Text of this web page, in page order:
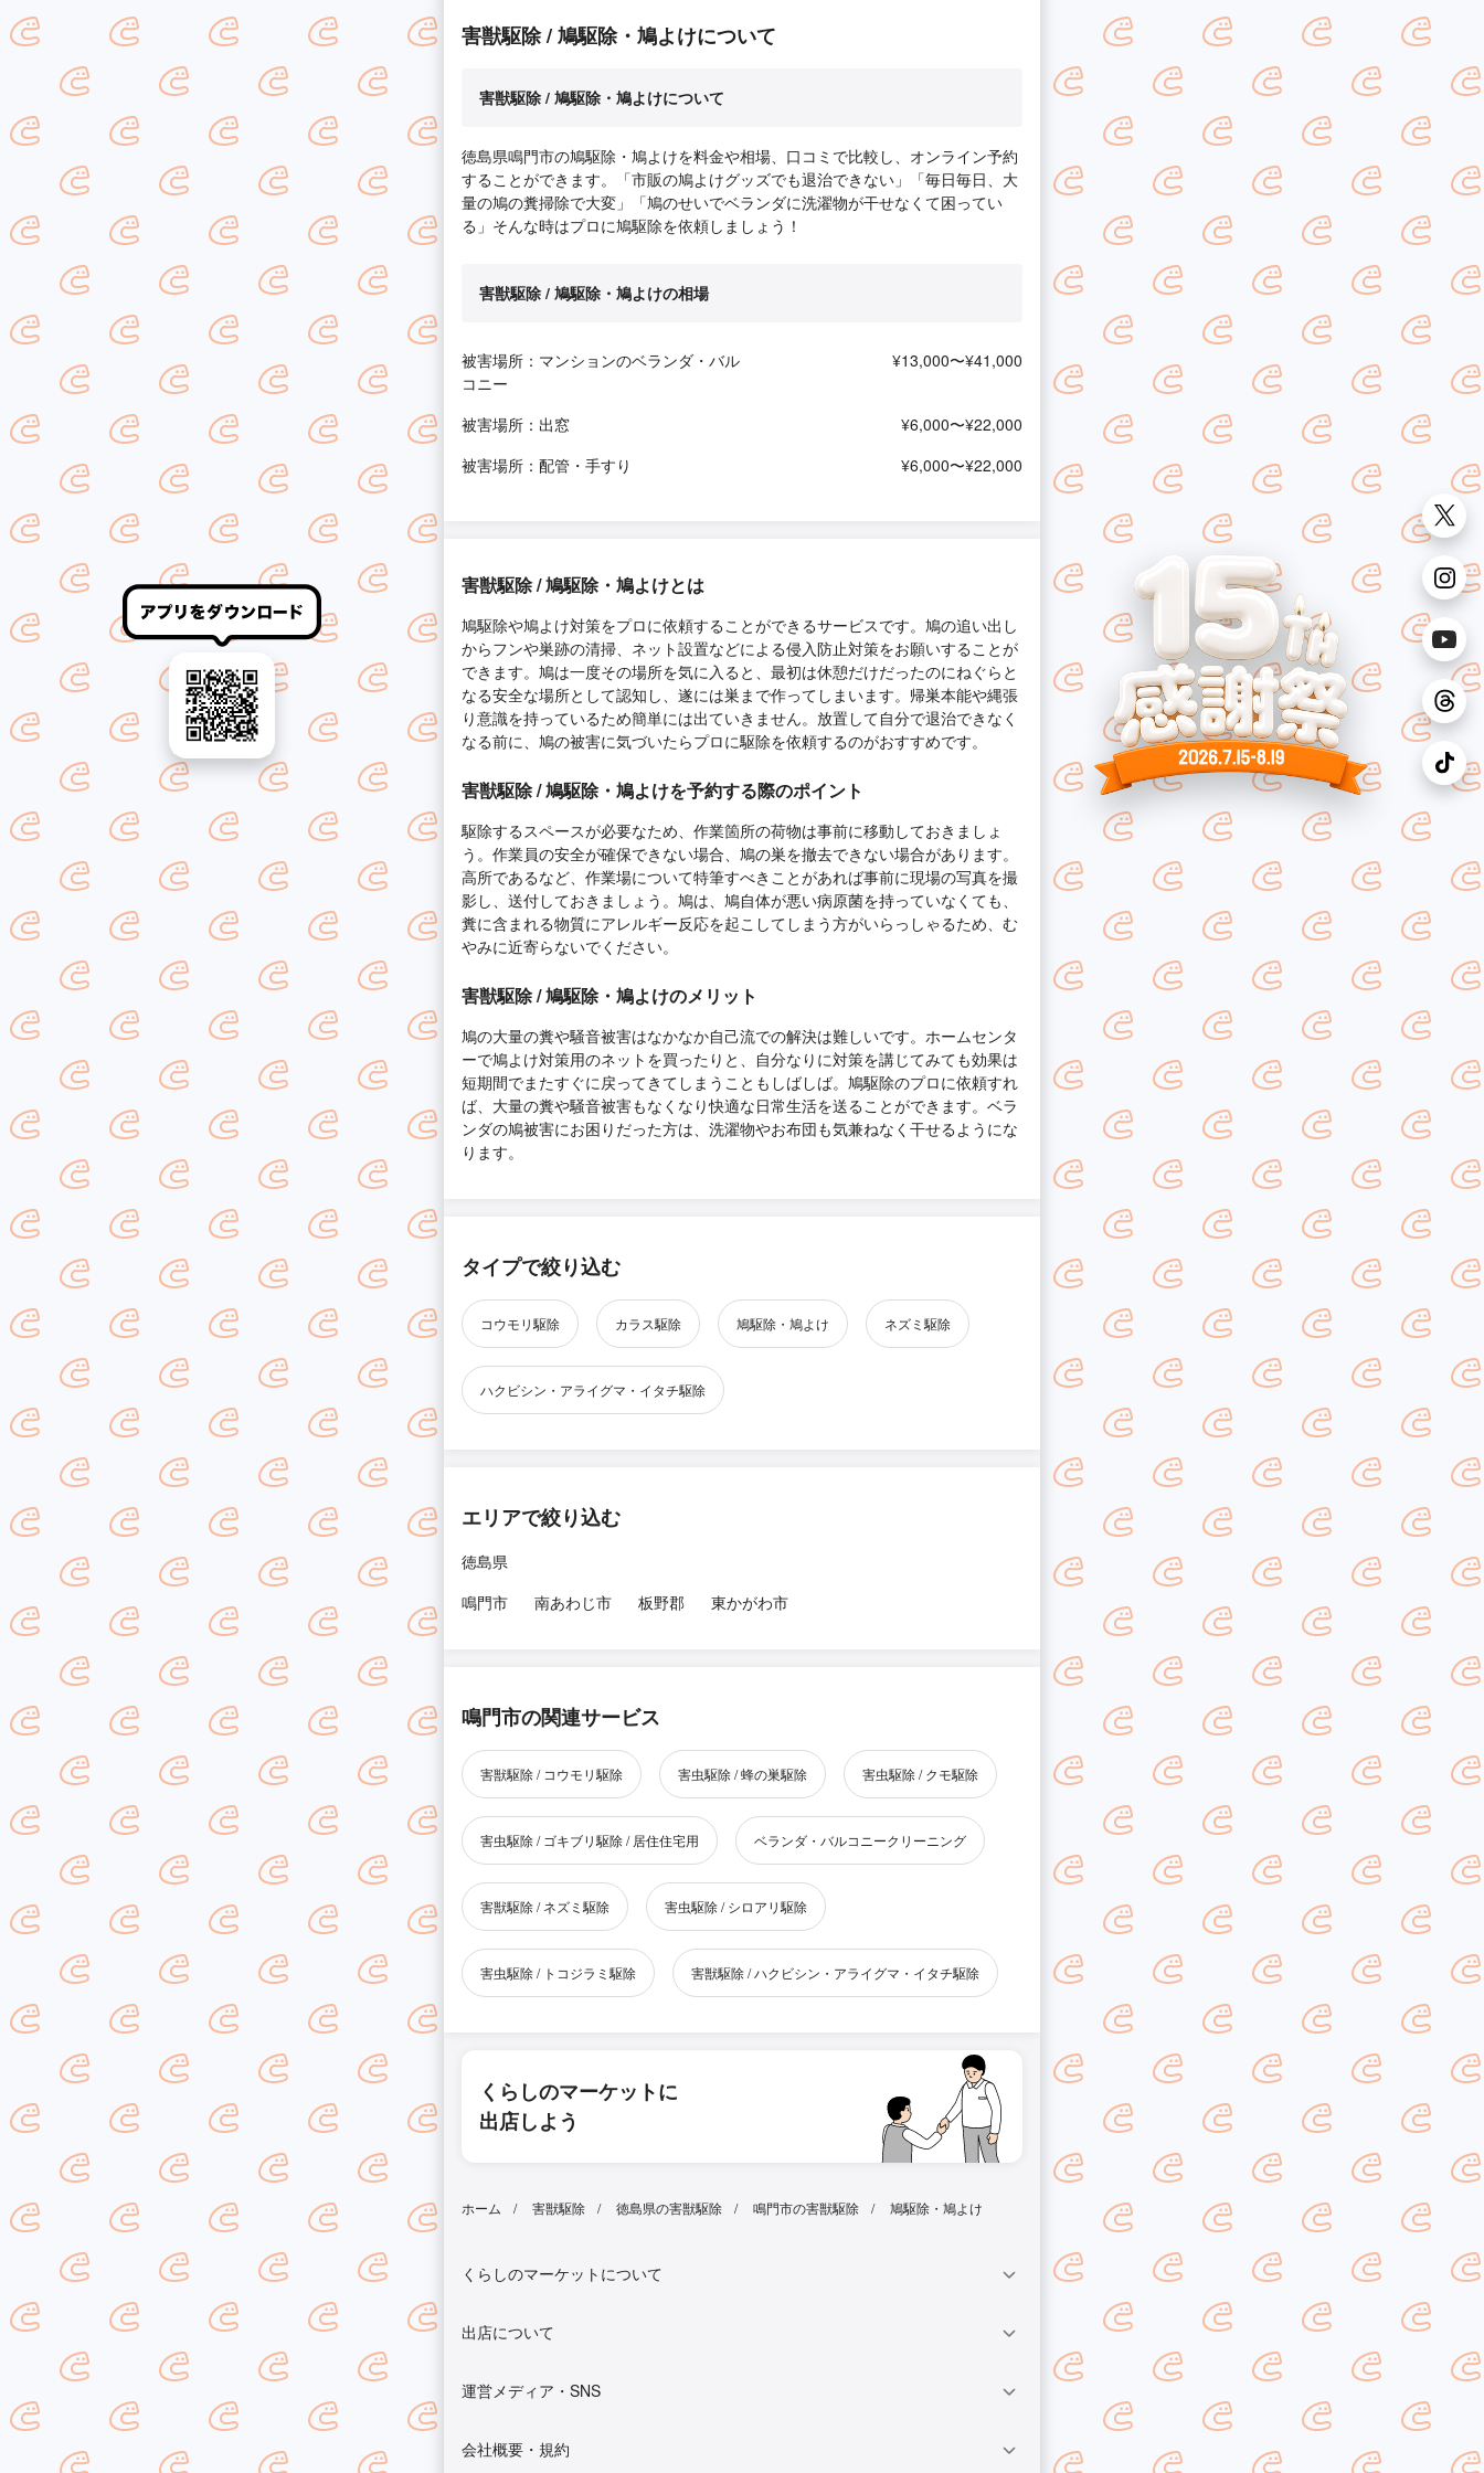
害獣駆除 / 鳩駆除・鳩よけについて
害獣駆除 / 鳩駆除・鳩よけについて
徳島県鳴門市の鳩駆除・鳩よけを料金や相場、口コミで比較し、オンライン予約
することができます。「市販の鳩よけグッズでも退治できない」「毎日毎日、大
量の鳩の糞掃除で大変」「鳩のせいでベランダに洗濯物が干せなくて困ってい
る」そんな時はプロに鳩駆除を依頼しましょう！
害獣駆除 / 鳩駆除・鳩よけの相場
被害場所：マンションのベランダ・バル
コニー
¥13,000〜¥41,000
被害場所：出窓
¥6,000〜¥22,000
被害場所：配管・手すり
¥6,000〜¥22,000
害獣駆除 / 鳩駆除・鳩よけとは
鳩駆除や鳩よけ対策をプロに依頼することができるサービスです。鳩の追い出し
からフンや巣跡の清掃、ネット設置などによる侵入防止対策をお願いすることが
できます。鳩は一度その場所を気に入ると、最初は休憩だけだったのにねぐらと
なる安全な場所として認知し、遂には巣まで作ってしまいます。帰巣本能や縄張
り意識を持っているため簡単には出ていきません。放置して自分で退治できなく
なる前に、鳩の被害に気づいたらプロに駆除を依頼するのがおすすめです。
害獣駆除 / 鳩駆除・鳩よけを予約する際のポイント
駆除するスペースが必要なため、作業箇所の荷物は事前に移動しておきましょ
う。作業員の安全が確保できない場合、鳩の巣を撤去できない場合があります。
高所であるなど、作業場について特筆すべきことがあれば事前に現場の写真を撮
影し、送付しておきましょう。鳩は、鳩自体が悪い病原菌を持っていなくても、
糞に含まれる物質にアレルギー反応を起こしてしまう方がいらっしゃるため、む
やみに近寄らないでください。
害獣駆除 / 鳩駆除・鳩よけのメリット
鳩の大量の糞や騒音被害はなかなか自己流での解決は難しいです。ホームセンタ
ーで鳩よけ対策用のネットを買ったりと、自分なりに対策を講じてみても効果は
短期間でまたすぐに戻ってきてしまうこともしばしば。鳩駆除のプロに依頼すれ
ば、大量の糞や騒音被害もなくなり快適な日常生活を送ることができます。ベラ
ンダの鳩被害にお困りだった方は、洗濯物やお布団も気兼ねなく干せるようにな
ります。
タイプで絞り込む
コウモリ駆除 カラス駆除 鳩駆除・鳩よけ ネズミ駆除
ハクビシン・アライグマ・イタチ駆除
エリアで絞り込む
徳島県
鳴門市
南あわじ市 板野郡 東かがわ市
鳴門市の関連サービス
害獣駆除 / コウモリ駆除 害虫駆除 / 蜂の巣駆除 害虫駆除 / クモ駆除
害虫駆除 / ゴキブリ駆除 / 居住住宅用 ベランダ・バルコニークリーニング
害獣駆除 / ネズミ駆除 害虫駆除 / シロアリ駆除
害虫駆除 / トコジラミ駆除 害獣駆除 / ハクビシン・アライグマ・イタチ駆除
くらしのマーケットに
出店しよう
ホーム 害獣駆除 徳島県の害獣駆除 鳴門市の害獣駆除 鳩駆除・鳩よけ
くらしのマーケットについて
出店について
運営メディア・SNS
会社概要・規約